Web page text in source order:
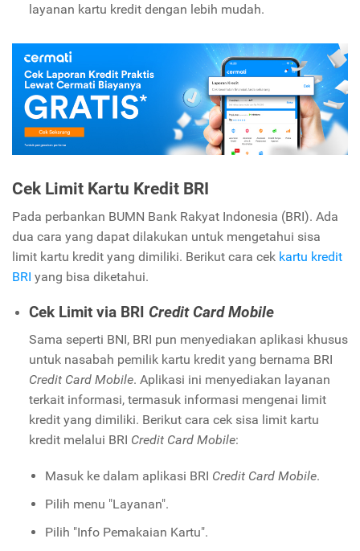
layanan kartu kredit dengan lebih mudah.
Cek Limit Kartu Kredit BRI
Pada perbankan BUMN Bank Rakyat Indonesia (BRI). Ada
dua cara yang dapat dilakukan untuk mengetahui sisa
limit kartu kredit yang dimiliki. Berikut cara cek kartu kredit
BRI yang bisa diketahui.
Cek Limit via BRI Credit Card Mobile
Sama seperti BNI, BRI pun menyediakan aplikasi khusus
untuk nasabah pemilik kartu kredit yang bernama BRI
Credit Card Mobile. Aplikasi ini menyediakan layanan
terkait informasi, termasuk informasi mengenai limit
kredit yang dimiliki. Berikut cara cek sisa limit kartu
kredit melalui BRI Credit Card Mobile:
Masuk ke dalam aplikasi BRI Credit Card Mobile.
Pilih menu "Layanan".
Pilih "Info Pemakaian Kartu".